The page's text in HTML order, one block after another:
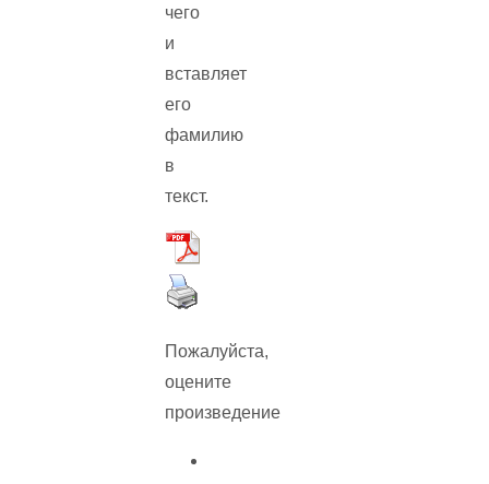
чего
и
вставляет
его
фамилию
в
текст.
Пожалуйста,
оцените
произведение